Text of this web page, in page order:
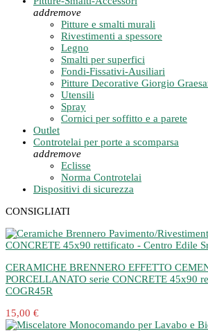
addremove
Pitture e smalti murali
Rivestimenti a spessore
Legno
Smalti per superfici
Fondi-Fissativi-Ausiliari
Pitture Decorative Giorgio
Utensili
Spray
Cornici per soffitto e a parete
Outlet
Controtelai per porte a scomparsa
addremove
Eclisse
Norma Controtelai
Dispositivi di sicurezza
CONSIGLIATI
CERAMICHE BRENNERO EFFETTO
PORCELLANATO serie CONCRETE 45x90
COGR45R
15,00 €